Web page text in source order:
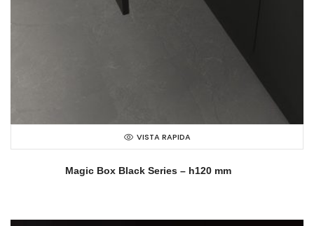
VISTA RAPIDA
Magic Box Black Series – h120 mm